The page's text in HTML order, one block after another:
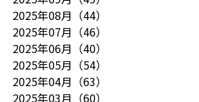
2025年08月 （44）
2025年07月 （46）
2025年06月 （40）
2025年05月 （54）
2025年04月 （63）
2025年03月 （60）